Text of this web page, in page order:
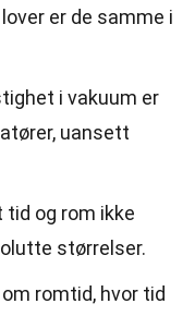
er de samme i
i vakuum er
uansett
og rom ikke
størrelser.
romtid, hvor tid